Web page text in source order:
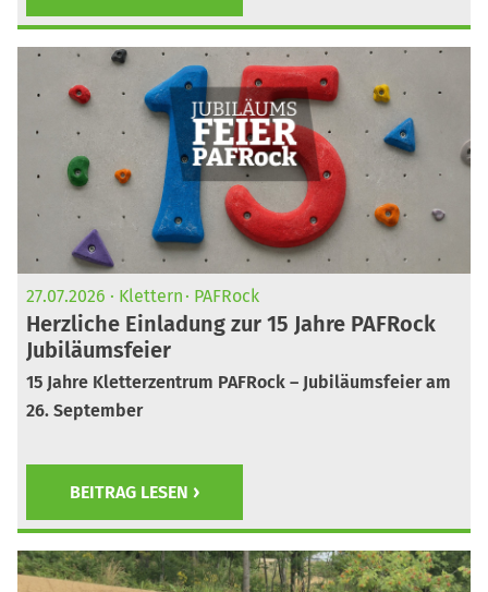
27.07.2026 Klettern PAFRock
Herzliche Einladung zur 15 Jahre PAFRock
Jubiläumsfeier
15 Jahre Kletterzentrum PAFRock – Jubiläumsfeier am
26. September
BEITRAG LESEN